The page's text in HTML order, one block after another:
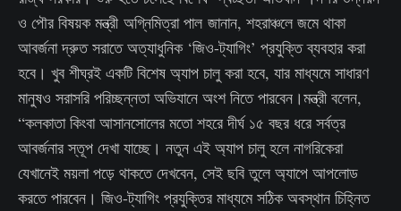
ও পৌর বিষয়ক মন্ত্রী অগ্নিমিত্রা পাল জানান, শহরাঞ্চলে জমে থাকা
আবর্জনা দ্রুত সরাতে অত্যাধুনিক ‘জিও-ট্যাগিং’ প্রযুক্তি ব্যবহার করা
হবে। খুব শীঘ্রই একটি বিশেষ অ্যাপ চালু করা হবে, যার মাধ্যমে সাধারণ
মানুষও সরাসরি পরিচ্ছন্নতা অভিযানে অংশ নিতে পারবেন।মন্ত্রী বলেন,
“কলকাতা কিংবা আসানসোলের মতো শহরে দীর্ঘ ১৫ বছর ধরে সর্বত্র
আবর্জনার স্তূপ দেখা যাচ্ছে। নতুন এই অ্যাপ চালু হলে নাগরিকেরা
যেখানেই ময়লা পড়ে থাকতে দেখবেন, সেই ছবি তুলে অ্যাপে আপলোড
করতে পারবেন। জিও-ট্যাগিং প্রযুক্তির মাধ্যমে সঠিক অবস্থান চিহ্নিত